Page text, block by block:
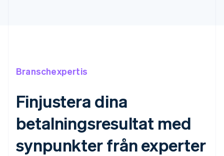
Branschexpertis
Finjustera dina
betalningsresultat med
synpunkter från experter